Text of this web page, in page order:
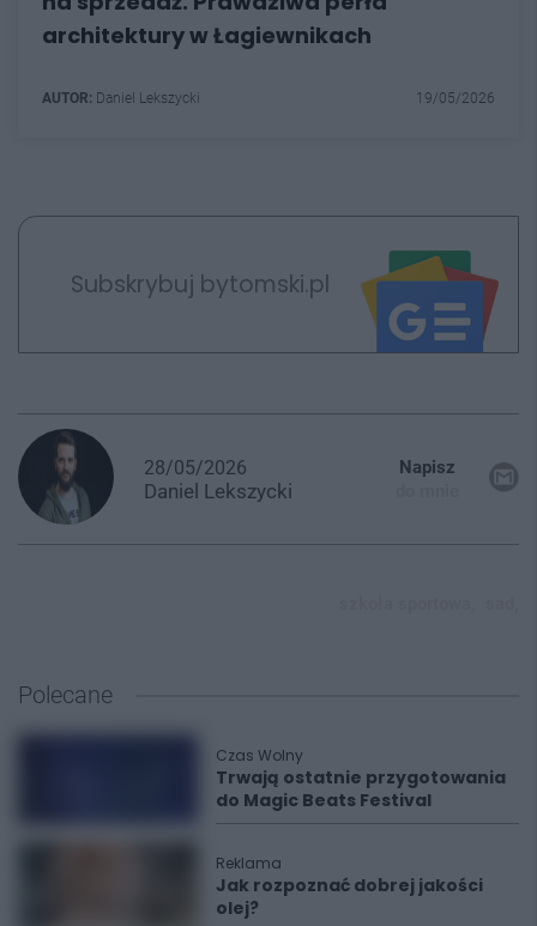
architektury w Łagiewnikach
AUTOR: Daniel Lekszycki 19/05/2026
Subskrybuj bytomski.pl
28/05/2026
Daniel Lekszycki
Napisz
Polecane
Czas Wolny
Trwają ostatnie przygotowania
do Magic Beats Festival
Reklama
Jak rozpoznać dobrej jakości
olej?